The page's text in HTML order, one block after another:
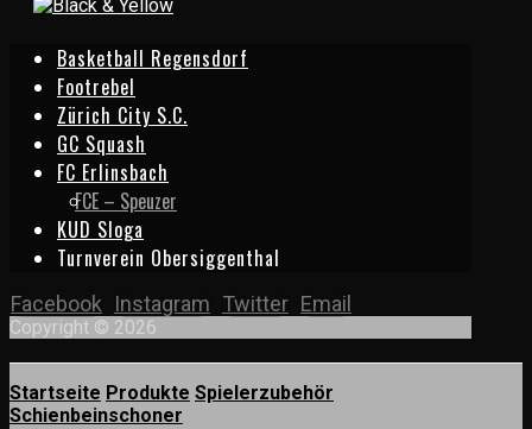
Basketball Regensdorf
Footrebel
Zürich City S.C.
GC Squash
FC Erlinsbach
FCE – Speuzer
KUD Sloga
Turnverein Obersiggenthal
Facebook Instagram Twitter Email
Copyright © 2026
Startseite Produkte Spielerzubehör
Schienbeinschoner